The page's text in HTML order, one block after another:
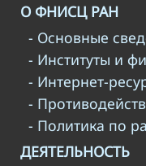
О ФНИСЦ РАН
- Основные
- Институты и
- Интернет-
-
- Политика по
ДЕЯТЕЛЬНОСТЬ